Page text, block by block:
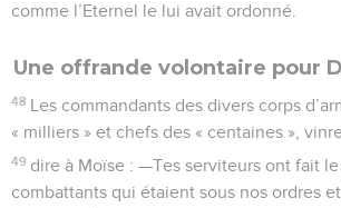
comme l’Eternel le lui avait ordonné.
Une offrande volontaire pour
48 Les commandants des divers corps
« milliers » et chefs des « centaines »,
49 dire à Moïse : —Tes serviteurs ont fait
combattants qui étaient sous nos ordres